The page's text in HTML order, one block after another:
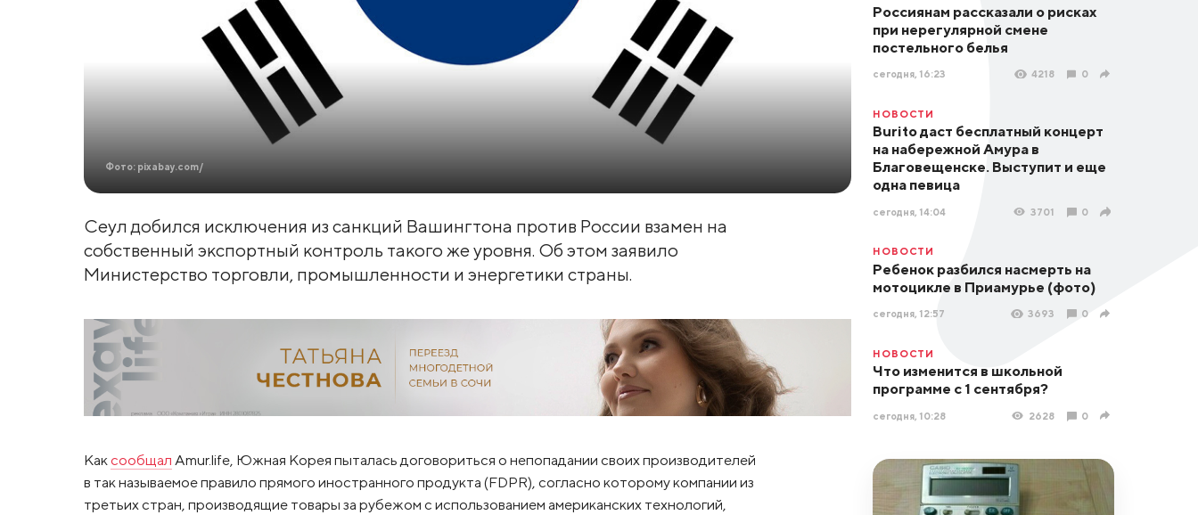
Фото: pixabay.com/
Сеул добился исключения из санкций Вашингтона против России взамен на
собственный экспортный контроль такого же уровня. Об этом заявило
Министерство торговли, промышленности и энергетики страны.
Каксообщал Amur.life, Южная Корея пыталась договориться о непопадании своих производителей
в так называемое правило прямого иностранного продукта (FDPR), согласно которому компании из
третьих стран, производящие товары за рубежом с использованием американских технологий,
Россиянам рассказали о рисках
при нерегулярной смене
постельного белья
сегодня, 16:23 4218 0
НОВОСТИ
Burito даст бесплатный концерт
на набережной Амура в
Благовещенске. Выступит и еще
одна певица
сегодня, 14:04 3701 0
НОВОСТИ
Ребенок разбился насмерть на
мотоцикле в Приамурье (фото)
сегодня, 12:57 3693 0
НОВОСТИ
Что изменится в школьной
программе с 1 сентября?
сегодня, 10:28 2628 0